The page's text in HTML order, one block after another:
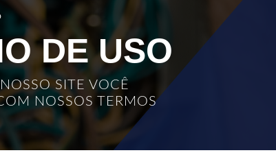
DE USO
SITE VOCÊ
NOSSOS TERMOS